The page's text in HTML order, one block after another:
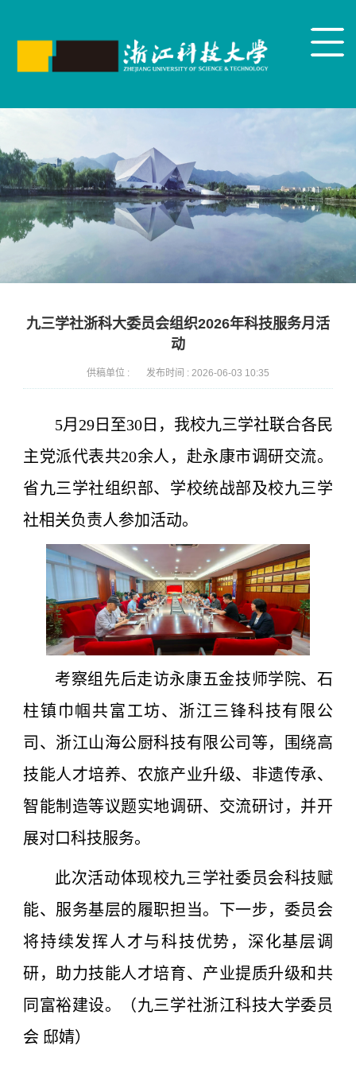
九三学社浙科大委员会组织2026年科技服务月活
动
供稿单位 : 发布时间 : 2026-06-03 10:35
5月29日至30日，我校九三学社联合各民
主党派代表共20余人，赴永康市调研交流。
省九三学社组织部、学校统战部及校九三学
社相关负责人参加活动。
考察组先后走访永康五金技师学院、石
柱镇巾帼共富工坊、浙江三锋科技有限公
司、浙江山海公厨科技有限公司等，围绕高
技能人才培养、农旅产业升级、非遗传承、
智能制造等议题实地调研、交流研讨，并开
展对口科技服务。
此次活动体现校九三学社委员会科技赋
能、服务基层的履职担当。下一步，委员会
将持续发挥人才与科技优势，深化基层调
研，助力技能人才培育、产业提质升级和共
同富裕建设。
（九三学社浙江科技大学委员
会 邸婧）